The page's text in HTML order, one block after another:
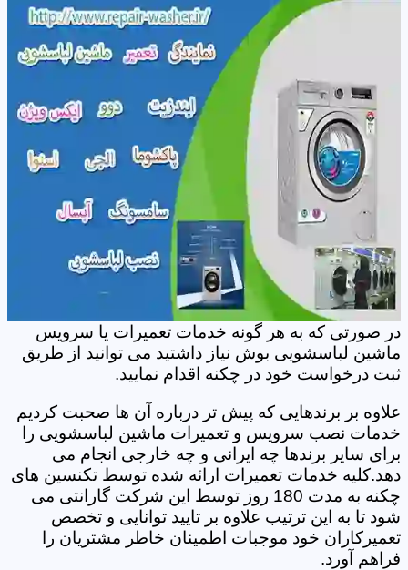
در صورتی که به هر گونه خدمات تعمیرات یا سرویس
ماشین لباسشویی بوش نیاز داشتید می توانید از طریق
ثبت درخواست خود در چکنه اقدام نمایید.
علاوه بر برندهایی که پیش تر درباره آن ها صحبت کردیم
خدمات نصب سرویس و تعمیرات ماشین لباسشویی را
برای سایر برندها چه ایرانی و چه خارجی انجام می
دهد.کلیه خدمات تعمیرات ارائه شده توسط تکنسین های
چکنه به مدت 180 روز توسط این شرکت گارانتی می
شود تا به این ترتیب علاوه بر تایید توانایی و تخصص
تعمیرکاران خود موجبات اطمینان خاطر مشتریان را
فراهم آورد.